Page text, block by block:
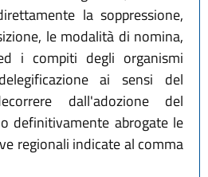
la soppressione,
le modalità di nomina,
i compiti degli organismi
ai sensi del
dall'adozione del
definitivamente abrogate le
regionali indicate al comma